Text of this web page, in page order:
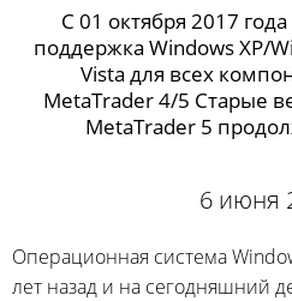
С 01 октября 2017
поддержка Windows XP/
Vista для всех
MetaTrader 4/5 Старые
MetaTrader 5
6 июня
Операционная система
лет назад и на сегодняшний